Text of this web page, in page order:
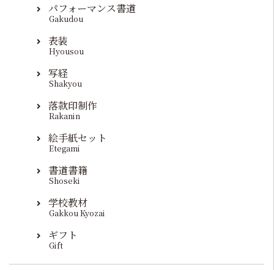
パフォーマンス書道
Gakudou
表装
Hyousou
写経
Shakyou
落款印制作
Rakanin
絵手紙セット
Etegami
書道書籍
Shoseki
学校教材
Gakkou Kyozai
ギフト
Gift